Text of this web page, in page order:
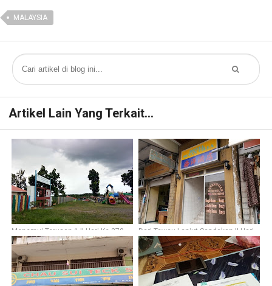
MALAYSIA
Artikel Lain Yang Terkait...
Menemui Terusan 1 || Hari Ke-370
Dari Tawau Lanjut Sandakan || Hari
Ke-361